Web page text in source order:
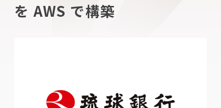
を AWS で構築